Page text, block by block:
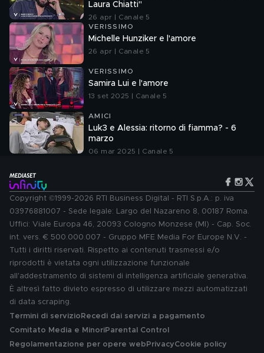
Laura Chiatti"
26 apr | Canale 5
VERISSIMO
Michelle Hunziker e l'amore
26 apr | Canale 5
VERISSIMO
Samira Lui e l'amore
13 set 2025 | Canale 5
AMICI
Luk3 e Alessia: ritorno di fiamma? - 6
marzo
06 mar 2025 | Canale 5
Copyright ©1999-2026 RTI Business Digital - RTI S.p.A.: p. iva
03976881007 - Sede legale: Largo del Nazareno 8, 00187 Roma.
Uffici: Viale Europa 46, 20093 Cologno Monzese (MI) - Cap. Soc.
int. vers. € 500.000.007 - Gruppo MFE Media For Europe N.V. -
Tutti i diritti riservati. Rispetto ai contenuti trasmessi e/o
riprodotti è vietata ogni utilizzazione funzionale
all'addestramento di sistemi di intelligenza artificiale generativa.
È altresì fatto divieto espresso di utilizzare mezzi automatizzati
di data scraping.
Termini di servizio Recedi dai servizi a pagamento
Comitato Media e MinoriParental Control
Regolamentazione per opere web PrivacyCookie policy